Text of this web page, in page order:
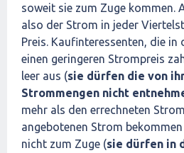
soweit sie zum Zuge kommen.
also der Strom in jeder
Preis. Kaufinteressenten, die
einen geringeren Strompreis
leer aus (sie dürfen die von
Strommengen nicht
mehr als den errechneten
angebotenen Strom
nicht zum Zuge (sie dürfen in